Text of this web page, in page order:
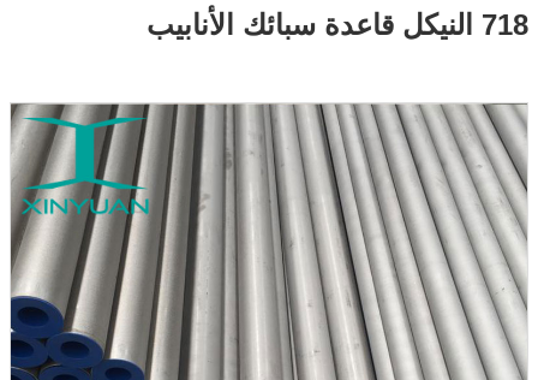
718 النيكل قاعدة سبائك الأنابيب